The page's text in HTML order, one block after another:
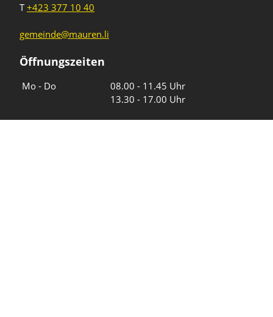
T+423 377 10 40
gemeinde@mauren.li
Öffnungszeiten
Mo - Do
08.00 - 11.45 Uhr
13.30 - 17.00 Uhr